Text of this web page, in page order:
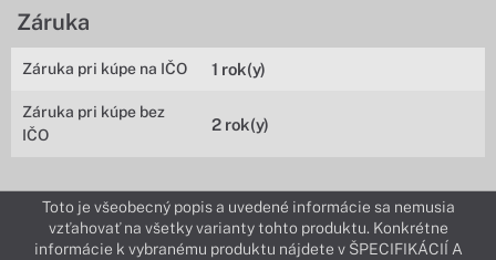
Záruka
Záruka pri kúpe na IČO 1 rok(y)
Záruka pri kúpe bez
IČO
2 rok(y)
Toto je všeobecný popis a uvedené informácie sa nemusia
vzťahovať na všetky varianty tohto produktu. Konkrétne
informácie k vybranému produktu nájdete v ŠPECIFIKÁCIÍ A